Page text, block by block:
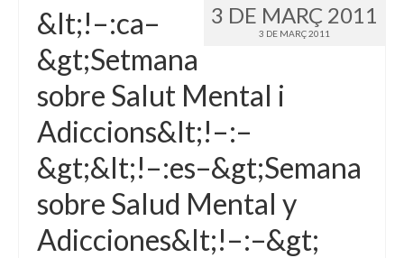
3 DE MARÇ 2011
3 DE MARÇ 2011
&lt;!–:ca–
&gt;Setmana
sobre Salut Mental i
Adiccions&lt;!–:–
&gt;&lt;!–:es–&gt;Semana
sobre Salud Mental y
Adicciones&lt;!–:–&gt;